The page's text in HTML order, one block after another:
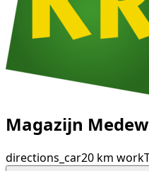
Magazijn
directions_car20 km work